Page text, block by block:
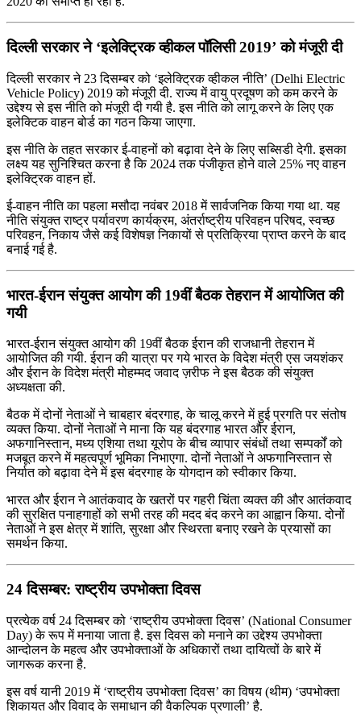
दिल्‍ली सरकार ने ‘इलेक्ट्रिक व्‍हीकल पॉलिसी 2019’ को मंजूरी दी
दिल्‍ली सरकार ने 23 दिसम्बर को ‘इलेक्ट्रिक व्‍हीकल नीति’ (Delhi Electric
Vehicle Policy) 2019 को मंजूरी दी. राज्य में वायु प्रदूषण को कम करने के
उद्देश्य से इस नीति को मंजूरी दी गयी है. इस नीति को लागू करने के लिए एक
इलेक्टिक वाहन बोर्ड का गठन किया जाएगा.
इस नीति के तहत सरकार ई-वाहनों को बढ़ावा देने के लिए सब्सिडी देगी. इसका
लक्ष्य यह सुनिश्चित करना है कि 2024 तक पंजीकृत होने वाले 25% नए वाहन
इलेक्ट्रिक वाहन हों.
ई-वाहन नीति का पहला मसौदा नवंबर 2018 में सार्वजनिक किया गया था. यह
नीति संयुक्त राष्ट्र पर्यावरण कार्यक्रम, अंतर्राष्ट्रीय परिवहन परिषद, स्वच्छ
परिवहन, निकाय जैसे कई विशेषज्ञ निकायों से प्रतिक्रिया प्राप्त करने के बाद
बनाई गई है.
भारत-ईरान संयुक्त आयोग की 19वीं बैठक तेहरान में आयोजित की
गयी
भारत-ईरान संयुक्त आयोग की 19वीं बैठक ईरान की राजधानी तेहरान में
आयोजित की गयी. ईरान की यात्रा पर गये भारत के विदेश मंत्री एस जयशंकर
और ईरान के विदेश मंत्री मोहम्मद जवाद ज़रीफ ने इस बैठक की संयुक्त
अध्यक्षता की.
बैठक में दोनों नेताओं ने चाबहार बंदरगाह, के चालू करने में हुई प्रगति पर संतोष
व्यक्त किया. दोनों नेताओं ने माना कि यह बंदरगाह भारत और ईरान,
अफगानिस्तान, मध्य एशिया तथा यूरोप के बीच व्यापार संबंधों तथा सम्पर्कों को
मजबूत करने में महत्वपूर्ण भूमिका निभाएगा. दोनों नेताओं ने अफगानिस्तान से
निर्यात को बढ़ावा देने में इस बंदरगाह के योगदान को स्वीकार किया.
भारत और ईरान ने आतंकवाद के खतरों पर गहरी चिंता व्यक्त की और आतंकवाद
की सुरक्षित पनाहगाहों को सभी तरह की मदद बंद करने का आह्वान किया. दोनों
नेताओं ने इस क्षेत्र में शांति, सुरक्षा और स्थिरता बनाए रखने के प्रयासों का
समर्थन किया.
24 दिसम्बर: राष्‍ट्रीय उपभोक्‍ता दिवस
प्रत्येक वर्ष 24 दिसम्बर को ‘राष्‍ट्रीय उपभोक्‍ता दिवस’ (National Consumer
Day) के रूप में मनाया जाता है. इस दिवस को मनाने का उद्देश्‍य उपभोक्‍ता
आन्‍दोलन के महत्‍व और उपभोक्‍ताओं के अधिकारों तथा दायित्‍वों के बारे में
जागरूक करना है.
इस वर्ष यानी 2019 में ‘राष्‍ट्रीय उपभोक्‍ता दिवस’ का विषय (थीम) ‘उपभोक्ता
शिकायत और विवाद के समाधान की वैकल्पिक प्रणाली’ है.